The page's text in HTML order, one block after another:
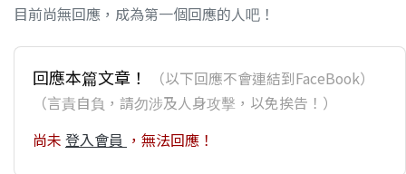
目前尚無回應，成為第一個回應的人吧！
回應本篇文章！
（以下回應不會連結到FaceBook）
（言責自負，請勿涉及人身攻擊，以免挨告！）
尚未 登入會員 ，無法回應！